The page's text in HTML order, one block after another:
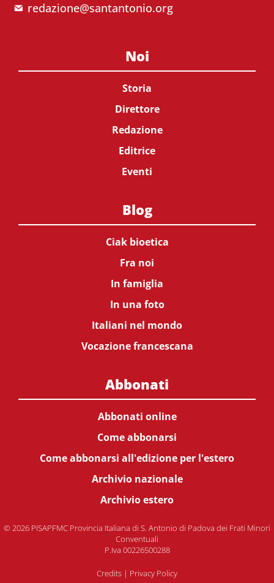
redazione@santantonio.org
Noi
Storia
Direttore
Redazione
Editrice
Eventi
Blog
Ciak bioetica
Fra noi
In famiglia
In una foto
Italiani nel mondo
Vocazione francescana
Abbonati
Abbonati online
Come abbonarsi
Come abbonarsi all'edizione per l'estero
Archivio nazionale
Archivio estero
© 2026 PISAPFMC Provincia Italiana di S. Antonio di Padova dei Frati Minori
Conventuali
P.Iva 00226500288
Credits | Privacy Policy